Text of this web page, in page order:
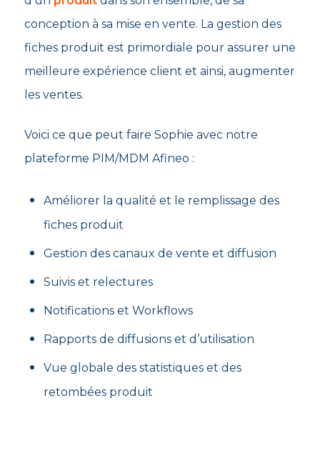
conception à sa mise en vente. La gestion des
fiches produit est primordiale pour assurer une
meilleure expérience client et ainsi, augmenter
les ventes.
Voici ce que peut faire Sophie avec notre
plateforme PIM/MDM Afineo :
Améliorer la qualité et le remplissage des
fiches produit
Gestion des canaux de vente et diffusion
Suivis et relectures
Notifications et Workflows
Rapports de diffusions et d’utilisation
Vue globale des statistiques et des
retombées produit